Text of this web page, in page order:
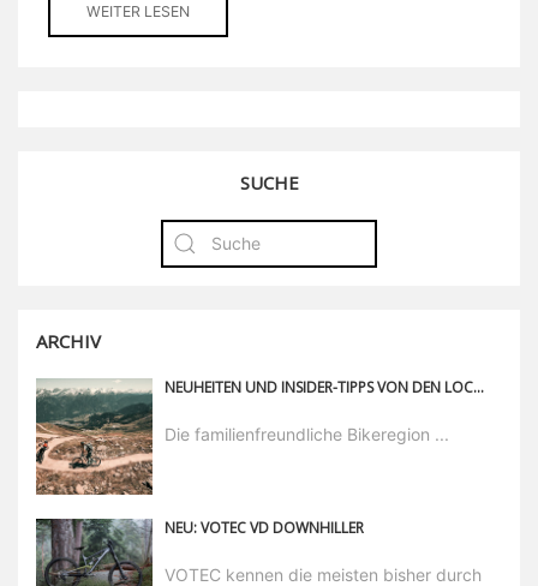
WEITER LESEN
SUCHE
ARCHIV
NEUHEITEN UND INSIDER-TIPPS VON DEN LOCALS AUS SERFAUS-FISS-LADIS
Die familienfreundliche Bikeregion ...
NEU: VOTEC VD DOWNHILLER
VOTEC kennen die meisten bisher durch